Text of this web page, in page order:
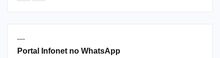
----
Portal Infonet no WhatsApp